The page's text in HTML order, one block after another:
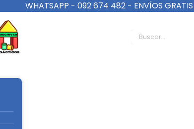
WHATSAPP - 092 674 482 - ENVÍOS